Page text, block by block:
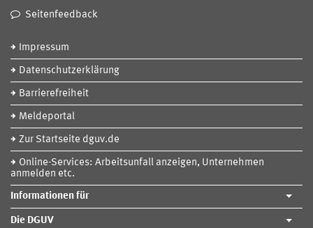
Seitenfeedback
Impressum
Datenschutzerklärung
Barrierefreiheit
Meldeportal
Zur Startseite dguv.de
Online-Services: Arbeitsunfall anzeigen, Unternehmen
anmelden etc.
Informationen für
Die DGUV